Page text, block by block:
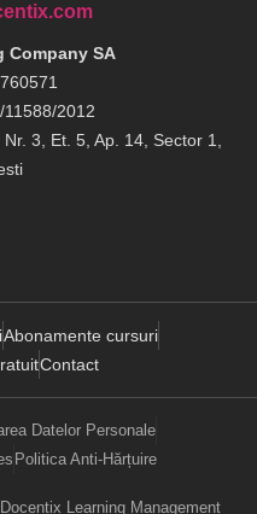
Company SA
11588/2012
3, Et. 5, Ap. 14, Sector 1,
Abonamente cursuri
Contact
Datelor Personale
Politica Anti-Hărțuire
Learning Management